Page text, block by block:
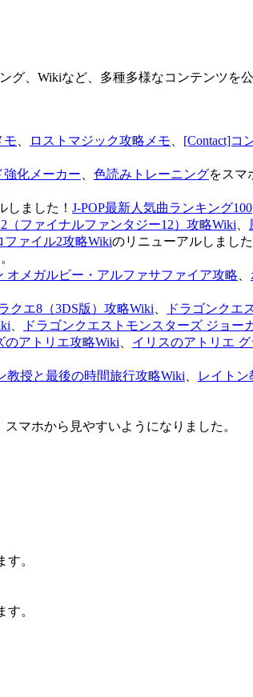
、Wikiなど、多種多様なコンテンツを
モ ロストマジック攻略メモ [Contact]コ
強化メーカー 色読みトレーニングをスマ
ました！ J-POP最新人気曲ランキング100
（ファイナルファンタジー12）攻略Wiki
ファイル2攻略Wikiのリニューアルしました
オメガルビー・アルファサファイア攻略
クエ8（3DS版）攻略Wiki ドラゴンクエ
ドラゴンクエストモンスターズ ジョー
のアトリエ攻略Wiki イリスのアトリエ
教授と最後の時間旅行攻略Wiki レイト
マホから見やすいようになりました。
。
。